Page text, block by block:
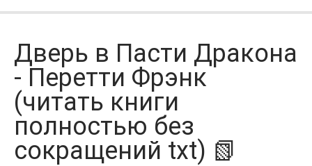
ЗАКЛАДКИ
Дверь в Пасти Дракона
- Перетти Фрэнк
(читать книги
полностью без
сокращений txt) 📗